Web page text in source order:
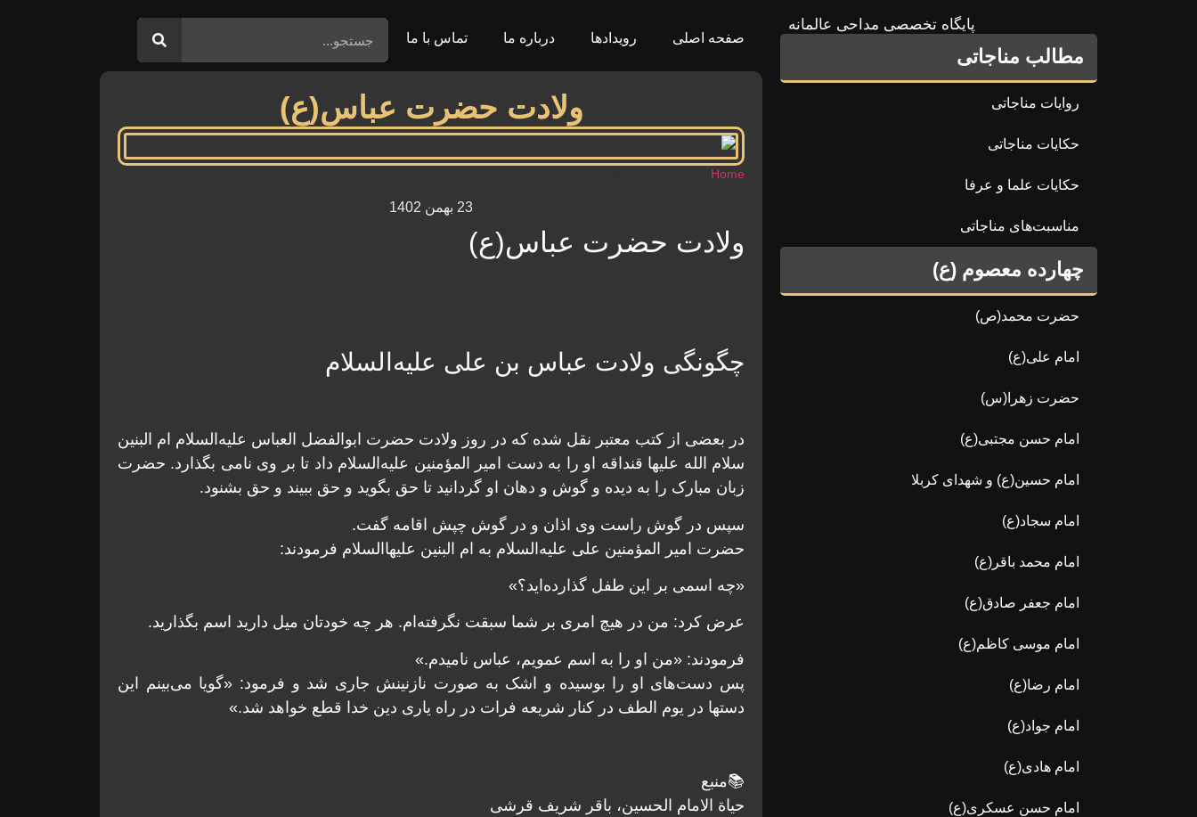
پایگاه تخصصی مداحی عالمانه
مطالب مناجاتی
روایات مناجاتی
حکایات مناجاتی
حکایات علما و عرفا
مناسبت‌های مناجاتی
چهارده معصوم (ع)
حضرت محمد(ص)
امام علی(ع)
حضرت زهرا(س)
امام حسن مجتبی(ع)
امام حسین(ع) و شهدای کربلا
امام سجاد(ع)
امام محمد باقر(ع)
امام جعفر صادق(ع)
امام موسی کاظم(ع)
امام رضا(ع)
امام جواد(ع)
امام هادی(ع)
امام حسن عسکری(ع)
صفحه اصلی رویدادها درباره ما تماس با ما
ولادت حضرت عباس(ع)
Home
23 بهمن 1402
ولادت حضرت عباس(ع)
چگونگی ولادت عباس بن علی علیه‌السلام
در بعضى از کتب معتبر نقل شده که در روز ولادت حضرت ابوالفضل العباس علیه‌السلام ام البنین
سلام الله علیها قنداقه او را به دست امیر المؤمنین علیه‌السلام داد تا بر وى نامى بگذارد. حضرت
زبان مبارک را به دیده و گوش و دهان او گردانید تا حق بگوید و حق ببیند و حق بشنود.
سپس در گوش راست وى اذان و در گوش چپش اقامه گفت.
حضرت امیر المؤمنین على علیه‌السلام به ام البنین علیهاالسلام فرمودند:
«چه اسمى بر این طفل گذارده‌اید؟»
عرض کرد: من در هیچ امرى بر شما سبقت نگرفته‌ام. هر چه خودتان میل دارید اسم بگذارید.
فرمودند: «من او را به اسم عمویم، عباس نامیدم.»
پس دست‌هاى او را بوسیده و اشک به صورت نازنینش جارى شد و فرمود: «گویا مى‌بینم این
دستها در یوم الطف در کنار شریعه فرات در راه یارى دین خدا قطع خواهد شد.»
📚منبع
حیاة الامام الحسین، باقر شریف قرشی